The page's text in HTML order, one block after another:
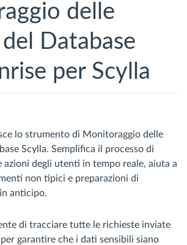
delle
Database
per Scylla
lo strumento di Monitoraggio delle
Scylla. Semplifica il processo di
azioni degli utenti in tempo reale, aiuta a
non tipici e preparazioni di
anticipo.
di tracciare tutte le richieste inviate
garantire che i dati sensibili siano